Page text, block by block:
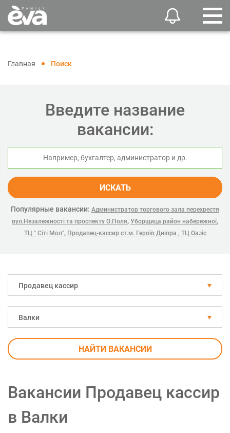
Главная Поиск
Введите название
вакансии:
ИСКАТЬ
Популярные вакансии: Администратор торгового зала перехрестя
вул.Незалежності та проспекту О.Поля, Уборщица район набережної,
ТЦ " Сіті Мол", Продавец-кассир ст.м. Героїв Дніпра , ТЦ Оазіс
Продавец кассир
Валки
НАЙТИ ВАКАНСИИ
Вакансии Продавец кассир
в Валки